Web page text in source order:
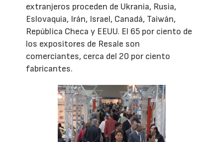
extranjeros proceden de Ukrania, Rusia,
Eslovaquia, Irán, Israel, Canadá, Taiwán,
República Checa y EEUU. El 65 por ciento de
los expositores de Resale son
comerciantes, cerca del 20 por ciento
fabricantes.